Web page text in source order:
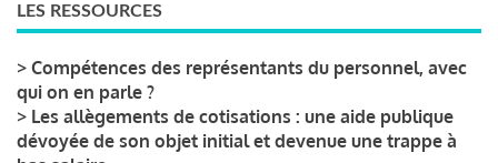
LES RESSOURCES
> Compétences des représentants du personnel, avec
qui on en parle ?
> Les allègements de cotisations : une aide publique
dévoyée de son objet initial et devenue une trappe à